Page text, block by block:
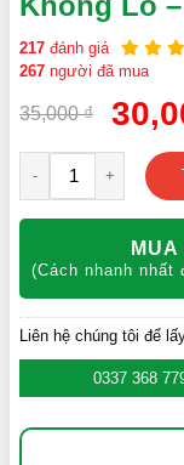
217 đánh giá
267 người đã mua
35,000₫
- +
(Cách nhanh
Liên hệ chúng tôi để
0337 368